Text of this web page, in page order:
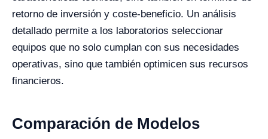
retorno de inversión y coste-beneficio. Un análisis
detallado permite a los laboratorios seleccionar
equipos que no solo cumplan con sus necesidades
operativas, sino que también optimicen sus recursos
financieros.
Comparación de Modelos